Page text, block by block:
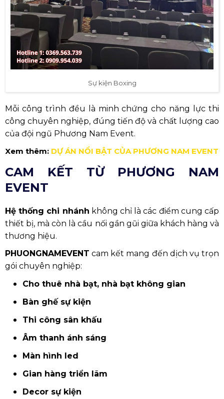
Sự kiện Boxing
Mỗi công trình đều là minh chứng cho năng lực thi
công chuyên nghiệp, đúng tiến độ và chất lượng cao
của đội ngũ Phương Nam Event.
Xem thêm: DỰ ÁN NỔI BẬT CỦA PHƯƠNG NAM EVENT
CAM KẾT TỪ PHƯƠNG NAM
EVENT
Hệ thống chi nhánh không chỉ là các điểm cung cấp
thiết bị, mà còn là cầu nối gần gũi giữa khách hàng và
thương hiệu.
PHUONGNAMEVENT cam kết mang đến dịch vụ trọn
gói chuyên nghiệp:
Cho thuê nhà bạt, nhà bạt không gian
Bàn ghế sự kiện
Thi công sân khấu
Âm thanh ánh sáng
Màn hình led
Gian hàng triển lãm
Decor sự kiện